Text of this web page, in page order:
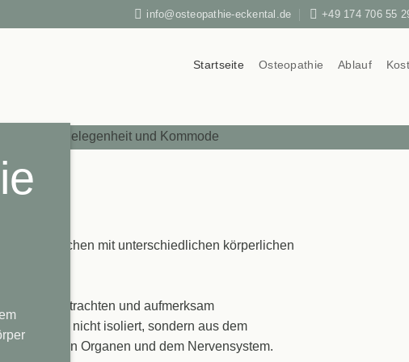
info@osteopathie-eckental.de +49 174 706 55
Startseite Osteopathie Ablauf
ich Menschen mit unterschiedlichen körperlichen
zu betrachten und aufmerksam
häufig nicht isoliert, sondern aus dem
inneren Organen und dem Nervensystem.